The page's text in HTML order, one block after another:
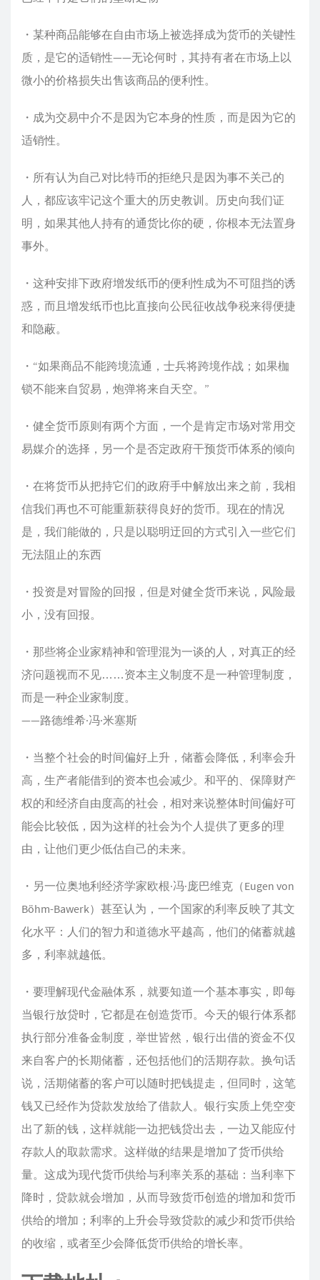
・某种商品能够在自由市场上被选择成为货币的关键性
质，是它的适销性——无论何时，其持有者在市场上以
微小的价格损失出售该商品的便利性。
・成为交易中介不是因为它本身的性质，而是因为它的
适销性。
・所有认为自己对比特币的拒绝只是因为事不关己的
人，都应该牢记这个重大的历史教训。历史向我们证
明，如果其他人持有的通货比你的硬，你根本无法置身
事外。
・这种安排下政府增发纸币的便利性成为不可阻挡的诱
惑，而且增发纸币也比直接向公民征收战争税来得便捷
和隐蔽。
・“如果商品不能跨境流通，士兵将跨境作战；如果枷
锁不能来自贸易，炮弹将来自天空。”
・健全货币原则有两个方面，一个是肯定市场对常用交
易媒介的选择，另一个是否定政府干预货币体系的倾向
・在将货币从把持它们的政府手中解放出来之前，我相
信我们再也不可能重新获得良好的货币。现在的情况
是，我们能做的，只是以聪明迂回的方式引入一些它们
无法阻止的东西
・投资是对冒险的回报，但是对健全货币来说，风险最
小，没有回报。
・那些将企业家精神和管理混为一谈的人，对真正的经
济问题视而不见……资本主义制度不是一种管理制度，
而是一种企业家制度。
——路德维希·冯·米塞斯
・当整个社会的时间偏好上升，储蓄会降低，利率会升
高，生产者能借到的资本也会减少。和平的、保障财产
权的和经济自由度高的社会，相对来说整体时间偏好可
能会比较低，因为这样的社会为个人提供了更多的理
由，让他们更少低估自己的未来。
・另一位奥地利经济学家欧根·冯·庞巴维克（Eugen von
Böhm-Bawerk）甚至认为，一个国家的利率反映了其文
化水平：人们的智力和道德水平越高，他们的储蓄就越
多，利率就越低。
・要理解现代金融体系，就要知道一个基本事实，即每
当银行放贷时，它都是在创造货币。今天的银行体系都
执行部分准备金制度，举世皆然，银行出借的资金不仅
来自客户的长期储蓄，还包括他们的活期存款。换句话
说，活期储蓄的客户可以随时把钱提走，但同时，这笔
钱又已经作为贷款发放给了借款人。银行实质上凭空变
出了新的钱，这样就能一边把钱贷出去，一边又能应付
存款人的取款需求。这样做的结果是增加了货币供给
量。这成为现代货币供给与利率关系的基础：当利率下
降时，贷款就会增加，从而导致货币创造的增加和货币
供给的增加；利率的上升会导致贷款的减少和货币供给
的收缩，或者至少会降低货币供给的增长率。